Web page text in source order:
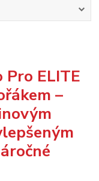
ELITE
–